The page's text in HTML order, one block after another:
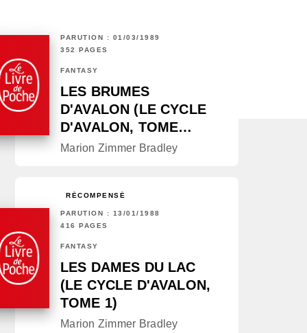
PARUTION : 01/03/1989
352 PAGES
FANTASY
LES BRUMES
D'AVALON (LE CYCLE
D'AVALON, TOME…
Marion Zimmer Bradley
RÉCOMPENSÉ
PARUTION : 13/01/1988
416 PAGES
FANTASY
LES DAMES DU LAC
(LE CYCLE D'AVALON,
TOME 1)
Marion Zimmer Bradley